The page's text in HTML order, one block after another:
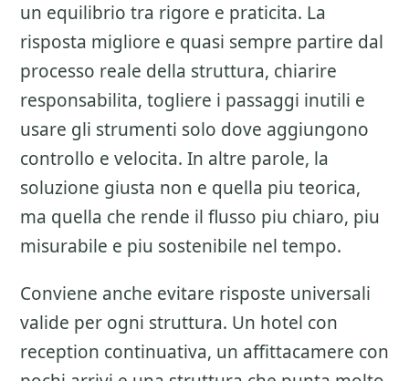
un equilibrio tra rigore e praticita. La
risposta migliore e quasi sempre partire dal
processo reale della struttura, chiarire
responsabilita, togliere i passaggi inutili e
usare gli strumenti solo dove aggiungono
controllo e velocita. In altre parole, la
soluzione giusta non e quella piu teorica,
ma quella che rende il flusso piu chiaro, piu
misurabile e piu sostenibile nel tempo.
Conviene anche evitare risposte universali
valide per ogni struttura. Un hotel con
reception continuativa, un affittacamere con